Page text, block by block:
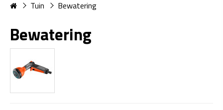
Tuin Bewatering
Bewatering